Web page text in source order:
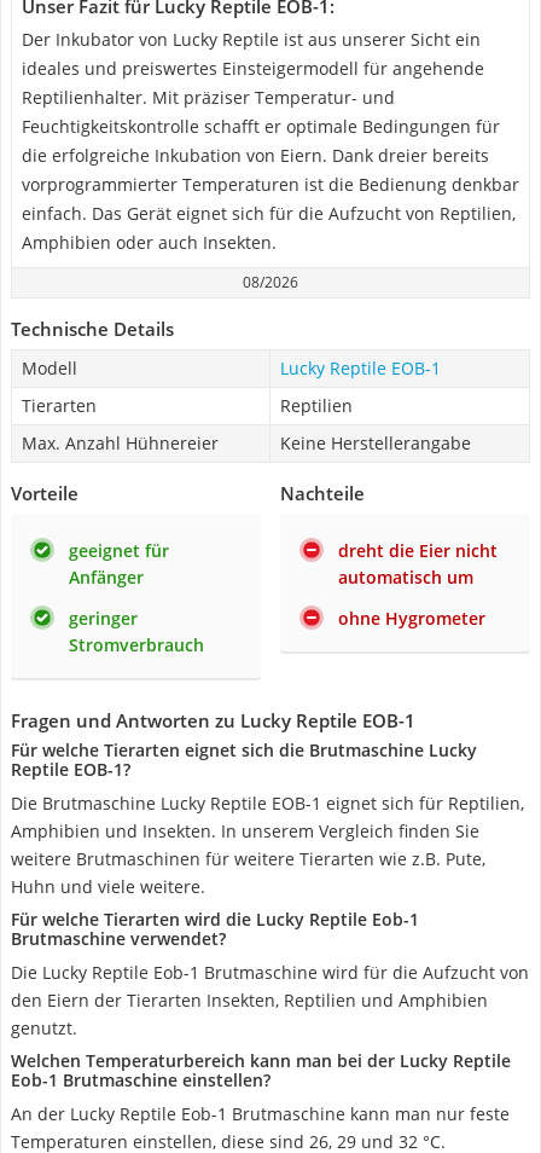
Unser Fazit für Lucky Reptile EOB-1:
Der Inkubator von Lucky Reptile ist aus unserer Sicht ein
ideales und preiswertes Einsteigermodell für angehende
Reptilienhalter. Mit präziser Temperatur- und
Feuchtigkeitskontrolle schafft er optimale Bedingungen für
die erfolgreiche Inkubation von Eiern. Dank dreier bereits
vorprogrammierter Temperaturen ist die Bedienung denkbar
einfach. Das Gerät eignet sich für die Aufzucht von Reptilien,
Amphibien oder auch Insekten.
08/2026
Technische Details
Modell
Lucky Reptile EOB-1
Tierarten
Reptilien
Max. Anzahl Hühnereier
Keine Herstellerangabe
Vorteile
geeignet für
Anfänger
geringer
Stromverbrauch
Nachteile
dreht die Eier nicht
automatisch um
ohne Hygrometer
Fragen und Antworten zu Lucky Reptile EOB-1
Für welche Tierarten eignet sich die Brutmaschine Lucky
Reptile EOB-1?
Die Brutmaschine Lucky Reptile EOB-1 eignet sich für Reptilien,
Amphibien und Insekten. In unserem Vergleich finden Sie
weitere Brutmaschinen für weitere Tierarten wie z.B. Pute,
Huhn und viele weitere.
Für welche Tierarten wird die Lucky Reptile Eob-1
Brutmaschine verwendet?
Die Lucky Reptile Eob-1 Brutmaschine wird für die Aufzucht von
den Eiern der Tierarten Insekten, Reptilien und Amphibien
genutzt.
Welchen Temperaturbereich kann man bei der Lucky Reptile
Eob-1 Brutmaschine einstellen?
An der Lucky Reptile Eob-1 Brutmaschine kann man nur feste
Temperaturen einstellen, diese sind 26, 29 und 32 °C.